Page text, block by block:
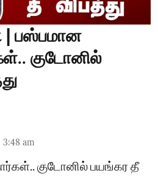
| பஸ்பமான
குடோனில்
am
குடோனில் பயங்கர தீ